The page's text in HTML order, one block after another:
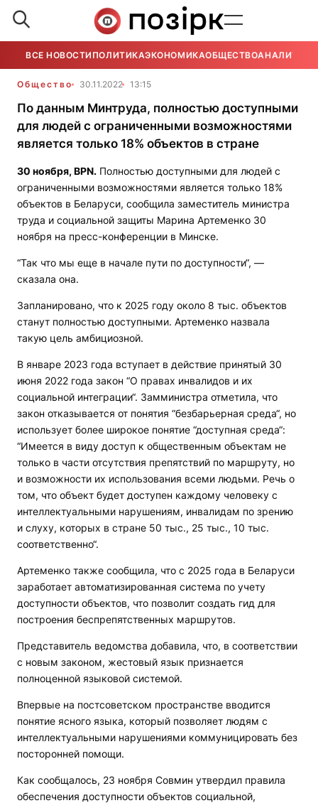
ВСЕ НОВОСТИ ПОЛИТИКАЭКОНОМИКАОБЩЕСТВОАНАЛИТИКА
Общество 30.11.2022 13:15
По данным Минтруда, полностью доступными
для людей с ограниченными возможностями
является только 18% объектов в стране
30 ноября, BPN. Полностью доступными для людей с
ограниченными возможностями является только 18%
объектов в Беларуси, сообщила заместитель министра
труда и социальной защиты Марина Артеменко 30
ноября на пресс-конференции в Минске.
“Так что мы еще в начале пути по доступности“, —
сказала она.
Запланировано, что к 2025 году около 8 тыс. объектов
станут полностью доступными. Артеменко назвала
такую цель амбициозной.
В январе 2023 года вступает в действие принятый 30
июня 2022 года закон “О правах инвалидов и их
социальной интеграции“. Замминистра отметила, что
закон отказывается от понятия “безбарьерная среда“, но
использует более широкое понятие “доступная среда“:
“Имеется в виду доступ к общественным объектам не
только в части отсутствия препятствий по маршруту, но
и возможности их использования всеми людьми. Речь о
том, что объект будет доступен каждому человеку с
интеллектуальными нарушениям, инвалидам по зрению
и слуху, которых в стране 50 тыс., 25 тыс., 10 тыс.
соответственно“.
Артеменко также сообщила, что с 2025 года в Беларуси
заработает автоматизированная система по учету
доступности объектов, что позволит создать гид для
построения беспрепятственных маршрутов.
Представитель ведомства добавила, что, в соответствии
с новым законом, жестовый язык признается
полноценной языковой системой.
Впервые на постсоветском пространстве вводится
понятие ясного языка, который позволяет людям с
интеллектуальными нарушениями коммуницировать без
посторонней помощи.
Как сообщалось, 23 ноября Совмин утвердил правила
обеспечения доступности объектов социальной,